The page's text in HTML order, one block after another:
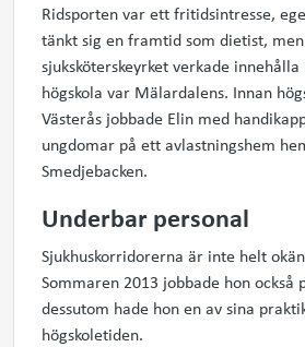
Ridsporten var ett fritidsintresse,
tänkt sig en framtid som dietist,
sjuksköterskeyrket verkade
högskola var Mälardalens. Innan
Västerås jobbade Elin med
ungdomar på ett avlastningshem
Smedjebacken.
Underbar personal
Sjukhuskorridorerna är inte helt
Sommaren 2013 jobbade hon också
dessutom hade hon en av sina
högskoletiden.